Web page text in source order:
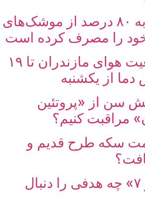
آمریکا نزدیک به ۸۰ درصد از موشک‌های
خود را مصرف کرده است
پیش‌بینی وضعیت هوای مازندران تا ۱۹
دما از یکشنبه
سن از «پروتئین
مراقبت کنیم؟
سکه طرح قدیم و
عملیات «نصر ۷» چه هدفی را دنبال